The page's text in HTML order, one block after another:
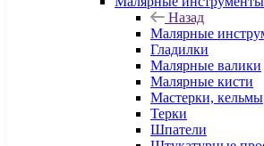
Назад
Малярные
Гладилки
Малярные валики
Малярные кисти
Мастерки, кельмы
Терки
Шпатели